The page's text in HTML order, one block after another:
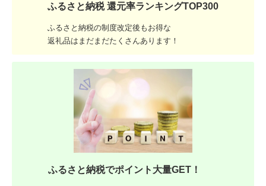
ふるさと納税 還元率ランキングTOP300
ふるさと納税の制度改定後もお得な
返礼品はまだまだたくさんあります！
ふるさと納税でポイント大量GET！